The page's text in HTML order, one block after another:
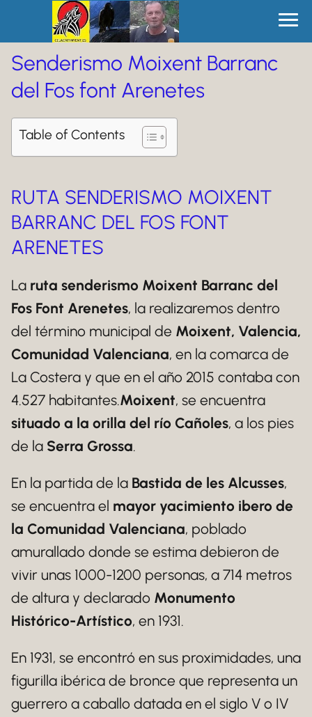
Senderismo Moixent Barranc
del Fos font Arenetes
Table of Contents
RUTA SENDERISMO MOIXENT
BARRANC DEL FOS FONT
ARENETES
La ruta senderismo Moixent Barranc del
Fos Font Arenetes, la realizaremos dentro
del término municipal de Moixent, Valencia,
Comunidad Valenciana, en la comarca de
La Costera y que en el año 2015 contaba con
4.527 habitantes.Moixent, se encuentra
situado a la orilla del río Cañoles, a los pies
de la Serra Grossa.
En la partida de la Bastida de les Alcusses,
se encuentra el mayor yacimiento ibero de
la Comunidad Valenciana, poblado
amurallado donde se estima debieron de
vivir unas 1000-1200 personas, a 714 metros
de altura y declarado Monumento
Histórico-Artístico, en 1931.
En 1931, se encontró en sus proximidades, una
figurilla ibérica de bronce que representa un
guerrero a caballo datada en el siglo V o IV